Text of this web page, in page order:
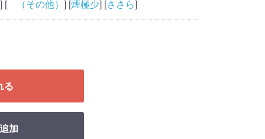
] [（その他） ] [煙極少] [ささら]
る
加